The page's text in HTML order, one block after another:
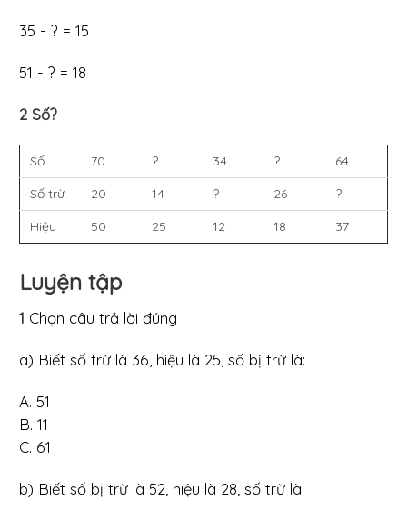
35 - ? = 15
51 - ? = 18
2 Số?
Số 70 ? 34 ?
64
Số trừ
20 14 ? 26
?
Hiệu
50 25 12 18 37
Luyện tập
1 Chọn câu trả lời đúng
a) Biết số trừ là 36, hiệu là 25, số bị trừ là:
A. 51
B. 11
C. 61
b) Biết số bị trừ là 52, hiệu là 28, số trừ là: